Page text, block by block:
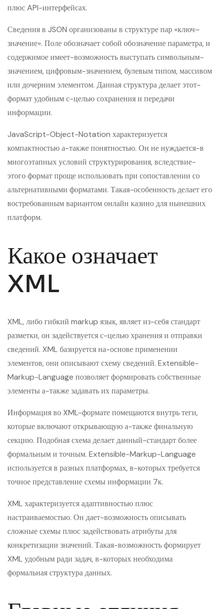
плюс API-интерфейсах.
Сведения в JSON организованы в структуре пар «ключ–
значение». Поле обозначает собой обозначение параметра, и
содержимое имеет-возможность выступать символьным-
значением, цифровым-значением, булевым типом, массивом
или дочерним элементом. Данная структура делает этот-
формат удобным с-целью сохранения и передачи
информации.
JavaScript-Object-Notation характеризуется
компактностью а-также понятностью. Он не нуждается-в
многоэтапных условий структурирования, вследствие-
этого формат проще использовать при сопоставлении со
альтернативными форматами. Такая-особенность делает его
востребованным вариантом онлайн казино для нынешних
платформ.
Какое означает
XML
XML, либо гибкий markup язык, являет из-себя стандарт
разметки, он задействуется с-целью хранения и отправки
сведений. XML базируется на-основе применении
элементов, они описывают схему сведений. Extensible-
Markup-Language позволяет формировать собственные
элементы а-также задавать их параметры.
Информация во XML-формате помещаются внутрь теги,
которые включают открывающую а-также финальную
секцию. Подобная схема делает данный-стандарт более
формальным и точным. Extensible-Markup-Language
используется в разных платформах, в-которых требуется
точное представление схемы информации 7к.
XML характеризуется адаптивностью плюс
настраиваемостью. Он дает-возможность описывать
сложные схемы плюс задействовать атрибуты для
конкретизации значений. Такая-возможность формирует
XML удобным ради задач, в-которых необходима
формальная структура данных.